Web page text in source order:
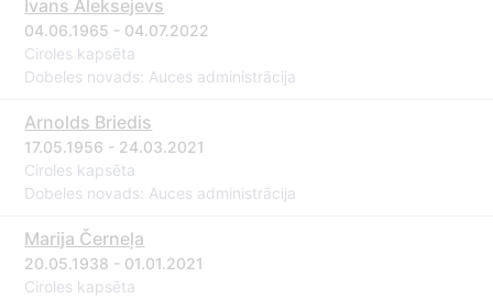
Ivans Aleksejevs
04.06.1965 - 04.07.2022
Ciroles kapsēta
Dobeles novads: Auces administrācija
Arnolds Briedis
17.05.1956 - 24.03.2021
Ciroles kapsēta
Dobeles novads: Auces administrācija
Marija Černeļa
20.05.1938 - 01.01.2021
Ciroles kapsēta